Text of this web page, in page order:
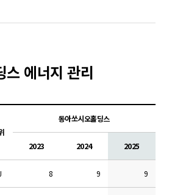
스 에너지 관리
동아쏘시오홀딩스
2023 2024 2025
8 9 9